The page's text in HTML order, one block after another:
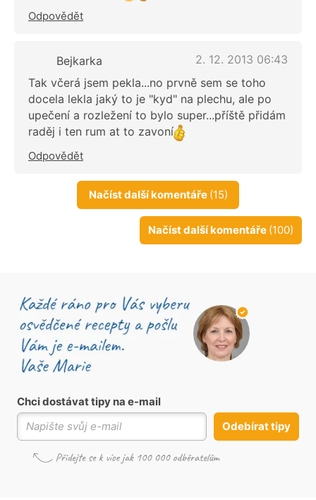
Odpovědět
Bejkarka
2. 12. 2013 06:43
Tak včerá jsem pekla...no prvně sem se toho
docela lekla jaký to je "kyd" na plechu, ale po
upečení a rozležení to bylo super...příště přidám
raděj i ten rum at to zavoní
Odpovědět
Načíst další komentáře (15)
Načíst další komentáře (100)
Chci dostávat tipy na e-mail
Odebírat tipy